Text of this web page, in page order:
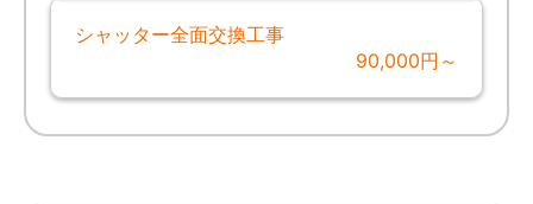
シャッター全面交換工事
90,000円～